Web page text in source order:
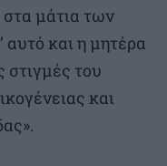
μάτια των
αυτό και η μητέρα
στιγμές του
και